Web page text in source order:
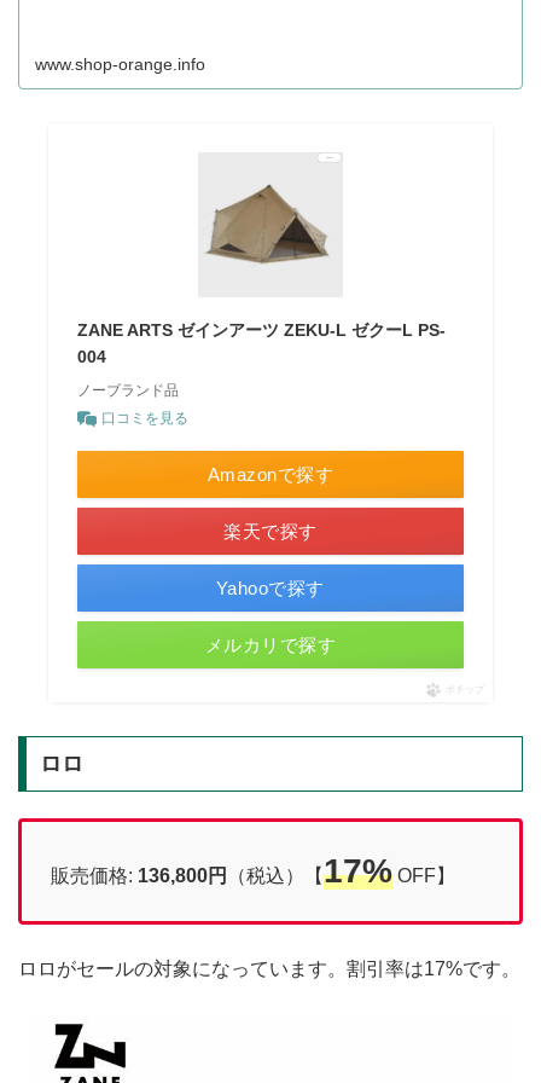
www.shop-orange.info
ZANE ARTS ゼインアーツ ZEKU-L ゼクーL PS-
004
ノーブランド品
口コミを見る
Amazonで探す
楽天で探す
Yahooで探す
メルカリで探す
ポチップ
ロロ
販売価格: 136,800円 （税込）【17% OFF】
ロロがセールの対象になっています。割引率は17%です。